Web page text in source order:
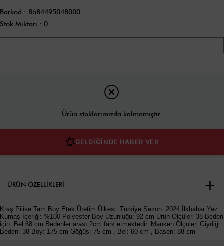
Barkod : 8684495048000
Stok Miktarı : 0
Ürün stoklarımızda kalmamıştır.
GELDİĞİNDE HABER VER
ÜRÜN ÖZELLIKLERI
Kraş Pilise Tam Boy Etek Üretim Ülkesi: Türkiye Sezon: 2024 İlkbahar Yaz
Kumaş İçeriği: %100 Polyester Boy Uzunluğu: 92 cm Ürün Ölçüleri 38 Beden
için: Bel 68 cm Bedenler arası 2cm fark etmektedir. Manken Ölçüleri Giydiği
Beden: 38 Boy: 175 cm Göğüs: 75 cm , Bel: 60 cm , Basen: 88 cm